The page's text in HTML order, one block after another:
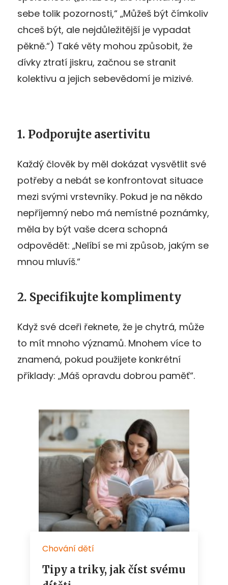
sebe tolik pozornosti,“ „Můžeš být čímkoliv
chceš být, ale nejdůležitější je vypadat
pěkně.“) Také věty mohou způsobit, že
dívky ztratí jiskru, začnou se stranit
kolektivu a jejich sebevědomí je mizivé.
1. Podporujte asertivitu
Každý člověk by měl dokázat vysvětlit své
potřeby a nebát se konfrontovat situace
mezi svými vrstevníky. Pokud je na někdo
nepříjemný nebo má nemístné poznámky,
měla by být vaše dcera schopná
odpovědět: „Nelíbí se mi způsob, jakým se
mnou mluvíš.“
2. Specifikujte komplimenty
Když své dceři řeknete, že je chytrá, může
to mít mnoho významů. Mnohem více to
znamená, pokud použijete konkrétní
příklady: „Máš opravdu dobrou paměť“.